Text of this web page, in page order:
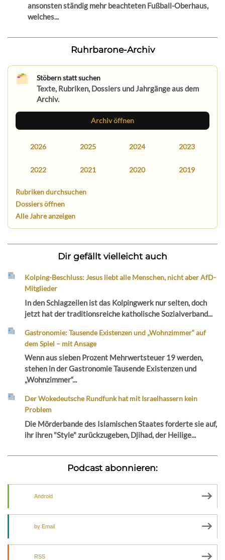
ansonsten ständig mehr beachteten Fußball-Oberhaus,
welches...
Ruhrbarone-Archiv
Stöbern statt suchen
Texte, Rubriken, Dossiers und Jahrgänge aus dem
Archiv.
Archiv öffnen
2026 2025 2024 2023
2022 2021 2020 2019
Rubriken durchsuchen
Dossiers öffnen
Alle Jahre anzeigen
Dir gefällt vielleicht auch
Kolping-Beschluss: Jesus liebt alle Menschen, nicht aber AfD-
Mitglieder
In den Schlagzeilen ist das Kolpingwerk nur selten, doch
jetzt hat der traditionsreiche katholische Sozialverband...
Gastronomie: Tausende Existenzen und „Wohnzimmer“ auf
dem Spiel – mit Ansage
Wenn aus sieben Prozent Mehrwertsteuer 19 werden,
stehen in der Gastronomie Tausende Existenzen und
„Wohnzimmer“...
Der Wokedeutsche Rundfunk hat mit Israelhassern kein
Problem
Die Mörderbande des Islamischen Staates forderte sie auf,
ihr ihren "Style" zurückzugeben, Djihad, der Heilige...
Podcast abonnieren:
Android
by Email
RSS